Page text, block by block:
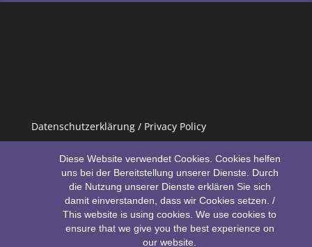
Diese Website verwendet Cookies. Cookies helfen
uns bei der Bereitstellung unserer Dienste. Durch
die Nutzung unserer Dienste erklären Sie sich
damit einverstanden, dass wir Cookies setzen. /
This website is using cookies. We use cookies to
ensure that we give you the best experience on
our website.
Datenschutzerklärung / Privacy Policy